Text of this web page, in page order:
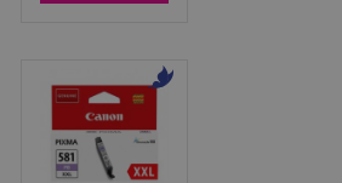
l
e